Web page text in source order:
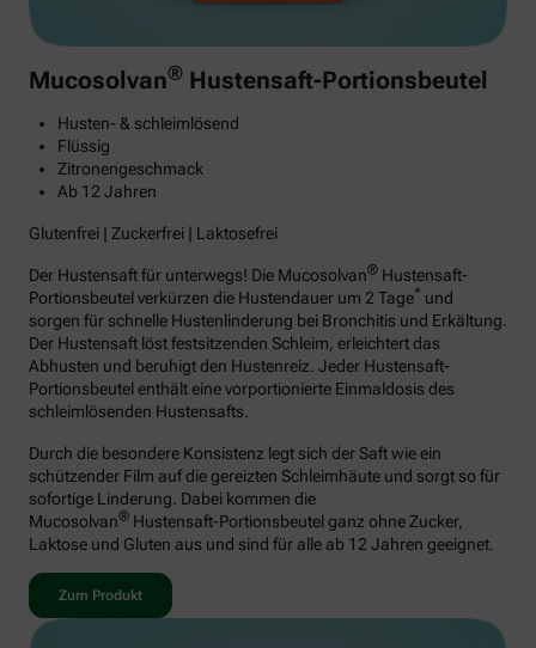
Mucosolvan® Hustensaft-Portionsbeutel
Husten- & schleimlösend
Flüssig
Zitronengeschmack
Ab 12 Jahren
Glutenfrei | Zuckerfrei | Laktosefrei
Der Hustensaft für unterwegs! Die Mucosolvan® Hustensaft-
Portionsbeutel verkürzen die Hustendauer um 2 Tage* und
sorgen für schnelle Hustenlinderung bei Bronchitis und Erkältung.
Der Hustensaft löst festsitzenden Schleim, erleichtert das
Abhusten und beruhigt den Hustenreiz. Jeder Hustensaft-
Portionsbeutel enthält eine vorportionierte Einmaldosis des
schleimlösenden Hustensafts.
Durch die besondere Konsistenz legt sich der Saft wie ein
schützender Film auf die gereizten Schleimhäute und sorgt so für
sofortige Linderung. Dabei kommen die
Mucosolvan® Hustensaft-Portionsbeutel ganz ohne Zucker,
Laktose und Gluten aus und sind für alle ab 12 Jahren geeignet.
Zum Produkt